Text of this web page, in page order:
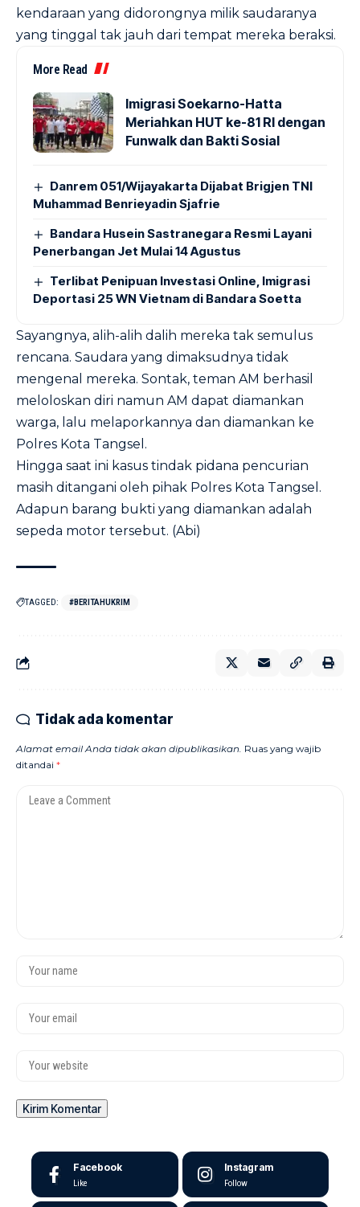
kendaraan yang didorongnya milik saudaranya
yang tinggal tak jauh dari tempat mereka beraksi.
More Read
Imigrasi Soekarno-Hatta
Meriahkan HUT ke-81 RI dengan
Funwalk dan Bakti Sosial
Danrem 051/Wijayakarta Dijabat Brigjen TNI
Muhammad Benrieyadin Sjafrie
Bandara Husein Sastranegara Resmi Layani
Penerbangan Jet Mulai 14 Agustus
Terlibat Penipuan Investasi Online, Imigrasi
Deportasi 25 WN Vietnam di Bandara Soetta
Sayangnya, alih-alih dalih mereka tak semulus
rencana. Saudara yang dimaksudnya tidak
mengenal mereka. Sontak, teman AM berhasil
meloloskan diri namun AM dapat diamankan
warga, lalu melaporkannya dan diamankan ke
Polres Kota Tangsel.
Hingga saat ini kasus tindak pidana pencurian
masih ditangani oleh pihak Polres Kota Tangsel.
Adapun barang bukti yang diamankan adalah
sepeda motor tersebut. (Abi)
TAGGED: #BERITAHUKRIM
Tidak ada komentar
Alamat email Anda tidak akan dipublikasikan. Ruas yang wajib
ditandai *
Facebook
Like
Instagram
Follow